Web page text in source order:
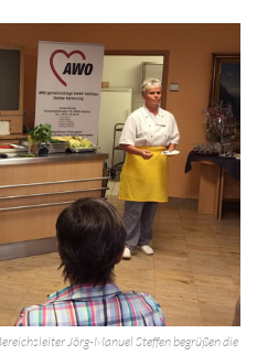
Jörg-Manuel Steffen begrüßen die